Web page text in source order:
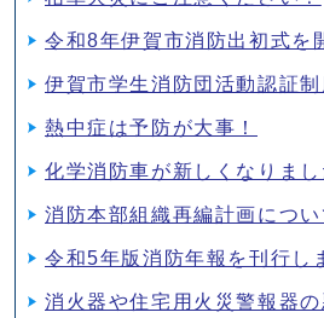
令和8年伊賀市消防出初式を
伊賀市学生消防団活動認証制
熱中症は予防が大事！
化学消防車が新しくなりまし
消防本部組織再編計画につい
令和5年版消防年報を刊行し
消火器や住宅用火災警報器